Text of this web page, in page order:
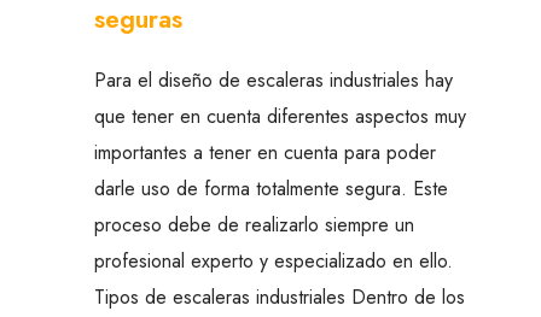
seguras
Para el diseño de escaleras industriales hay
que tener en cuenta diferentes aspectos muy
importantes a tener en cuenta para poder
darle uso de forma totalmente segura. Este
proceso debe de realizarlo siempre un
profesional experto y especializado en ello.
Tipos de escaleras industriales Dentro de los